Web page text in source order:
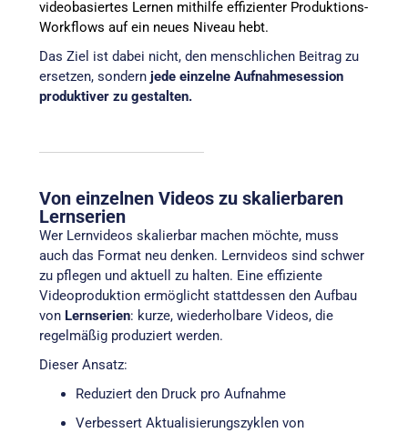
videobasiertes Lernen mithilfe effizienter Produktions-
Workflows auf ein neues Niveau hebt.
Das Ziel ist dabei nicht, den menschlichen Beitrag zu
ersetzen, sondern jede einzelne Aufnahmesession
produktiver zu gestalten.
Von einzelnen Videos zu skalierbaren
Lernserien
Wer Lernvideos skalierbar machen möchte, muss
auch das Format neu denken. Lernvideos sind schwer
zu pflegen und aktuell zu halten. Eine effiziente
Videoproduktion ermöglicht stattdessen den Aufbau
von Lernserien: kurze, wiederholbare Videos, die
regelmäßig produziert werden.
Dieser Ansatz:
Reduziert den Druck pro Aufnahme
Verbessert Aktualisierungszyklen von